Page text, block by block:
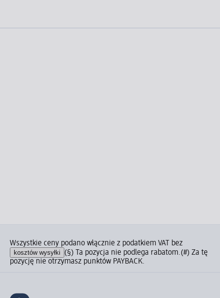
Wszystkie ceny podano włącznie z podatkiem VAT bez
kosztów wysyłki (§) Ta pozycja nie podlega rabatom.(#) Za tę
pozycję nie otrzymasz punktów PAYBACK.